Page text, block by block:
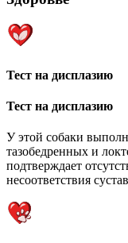
Тест на дисплазию
Тест на дисплазию
У этой собаки
тазобедренных и
подтверждает
несоответствия